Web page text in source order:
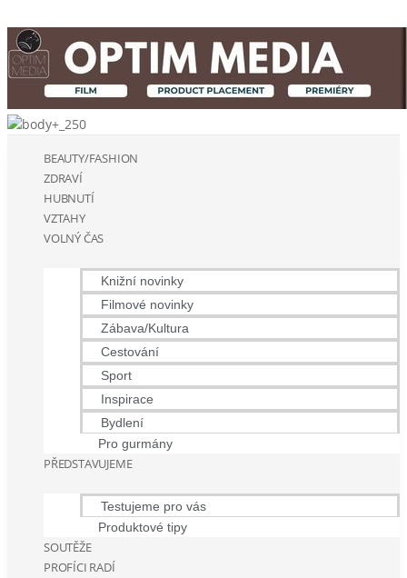
BEAUTY/FASHION
ZDRAVÍ
HUBNUTÍ
VZTAHY
VOLNÝ ČAS
Knižní novinky
Filmové novinky
Zábava/Kultura
Cestování
Sport
Inspirace
Bydlení
Pro gurmány
PŘEDSTAVUJEME
Testujeme pro vás
Produktové tipy
SOUTĚŽE
PROFÍCI RADÍ